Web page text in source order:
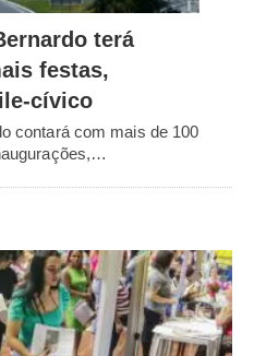
terá
festas,
cívico
contará com mais de 100